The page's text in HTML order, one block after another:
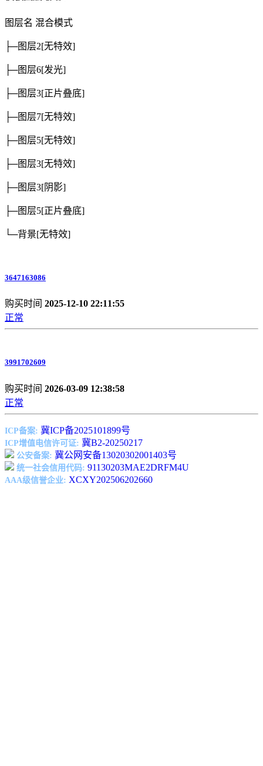
图层名 混合模式
├─图层2[无特效]
├─图层6[发光]
├─图层3[正片叠底]
├─图层7[无特效]
├─图层5[无特效]
├─图层3[无特效]
├─图层3[阴影]
├─图层5[正片叠底]
└─背景[无特效]
3647163086
购买时间 2025-12-10 22:11:55
正常
3991702609
购买时间 2026-03-09 12:38:58
正常
ICP备案: 冀ICP备2025101899号
ICP增值电信许可证: 冀B2-20250217
公安备案: 冀公网安备13020302001403号
统一社会信用代码: 91130203MAE2DRFM4U
AAA级信誉企业: XCXY202506202660